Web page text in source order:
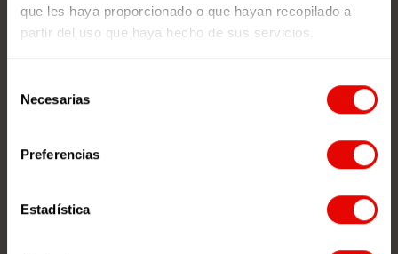
que les haya proporcionado o que hayan recopilado a
partir del uso que haya hecho de sus servicios.
Necesarias
Preferencias
Estadística
jóvenes estén redes juveniles?
¿Supone un gran compromiso para